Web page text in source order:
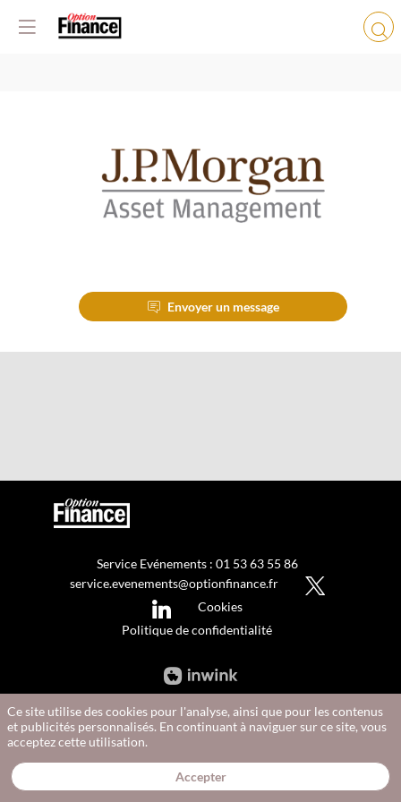
MORGAN
Envoyer un message
Service Evénements : 01 53 63 55 86
service.evenements@optionfinance.fr
Cookies
Politique de confidentialité
Ce site utilise des cookies pour l'analyse, ainsi que pour les contenus
et publicités personnalisés. En continuant à naviguer sur ce site, vous
acceptez cette utilisation.
Accepter